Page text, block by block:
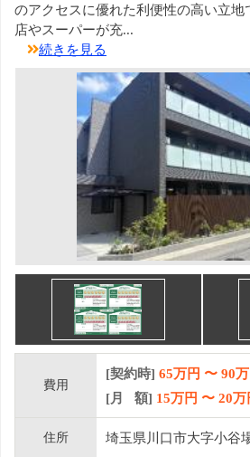
のアクセスに優れた利便性の高い立
店やスーパーが充...
続きを見る
費用
[契約時] 65万円 〜 90
[月 額] 15万円 〜 20万
住所 埼玉県川口市大字小谷